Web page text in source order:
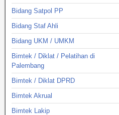
Bidang Satpol PP
Bidang Staf Ahli
Bidang UKM / UMKM
Bimtek / Diklat / Pelatihan di
Palembang
Bimtek / Diklat DPRD
Bimtek Akrual
Bimtek Lakip